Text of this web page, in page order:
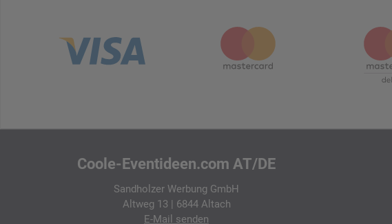
Coole-Eventideen.com AT/DE
Sandholzer Werbung GmbH
Altweg 13 | 6844 Altach
E-Mail senden